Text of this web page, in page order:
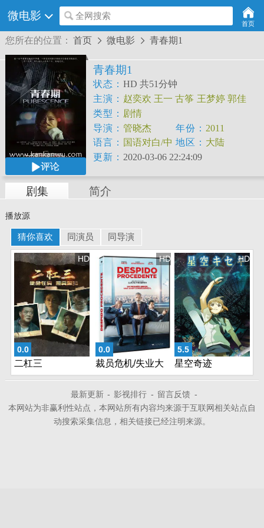
微电影 全网搜索
首页
您所在的位置： 首页  微电影  青春期1
评论
青春期1
状态： HD 共51分钟
主演： 赵奕欢 王一 古筝 王梦婷 郭佳
伟 梁庭瑜 张倩
类型： 剧情
导演： 管晓杰 年份： 2011
语言： 国语对白/中
文字幕
地区： 大陆
更新： 2020-03-06 22:24:09
剧集 简介
播放源
猜你喜欢 同演员 同导演
0.0
HD
二杠三
0.0
HD
裁员危机/失业大
暴走
5.5
HD
星空奇迹
最新更新 - 影视排行 - 留言反馈 -
本网站为非赢利性站点，本网站所有内容均来源于互联网相关站点自
动搜索采集信息，相关链接已经注明来源。